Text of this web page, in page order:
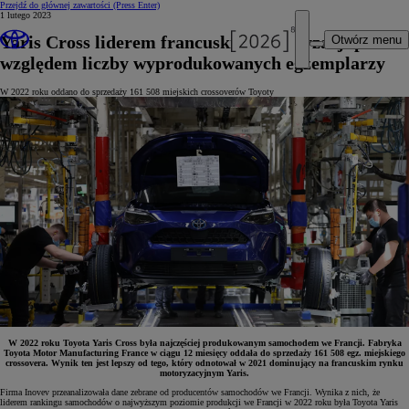
Przejdź do głównej zawartości (Press Enter)
Otwórz menu
1 lutego 2023
Yaris Cross liderem francuskiej motoryzacji pod
względem liczby wyprodukowanych egzemplarzy
W 2022 roku oddano do sprzedaży 161 508 miejskich crossoverów Toyoty
W 2022 roku Toyota Yaris Cross była najczęściej produkowanym samochodem we Francji. Fabryka
Toyota Motor Manufacturing France w ciągu 12 miesięcy oddała do sprzedaży 161 508 egz. miejskiego
crossovera. Wynik ten jest lepszy od tego, który odnotował w 2021 dominujący na francuskim rynku
motoryzacyjnym Yaris.
Firma Inovev przeanalizowała dane zebrane od producentów samochodów we Francji.
Wynika z nich, że
liderem rankingu samochodów o najwyższym poziomie produkcji we Francji w 2022 roku była Toyota Yaris